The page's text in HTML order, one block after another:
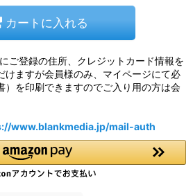
カートに入れる
ご登録の住所、クレジットカード情報を
けますが会員様のみ、マイページにて必
）を印刷できますのでご入り用の方は会
www.blankmedia.jp/mail-auth